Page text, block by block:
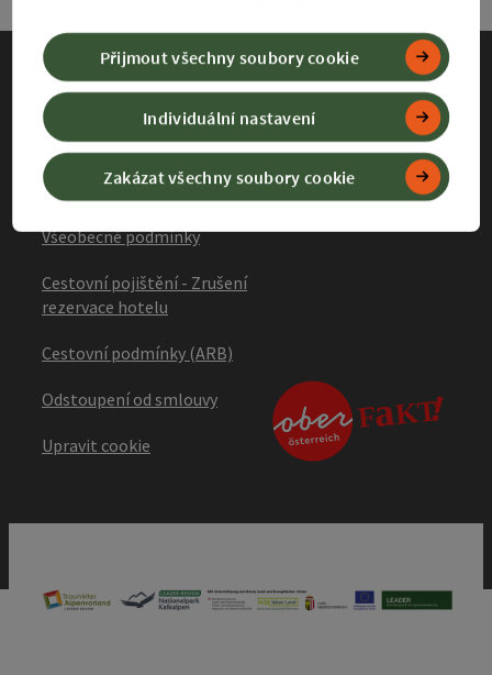
Otisk
Ochrana údajů
Prohlášení o přístupnosti
Všeobecné podmínky
Cestovní pojištění - Zrušení
rezervace hotelu
Cestovní podmínky (ARB)
Odstoupení od smlouvy
Upravit cookie
Zakázat všechny soubory cookie
Individuální nastavení
Přijmout všechny soubory cookie